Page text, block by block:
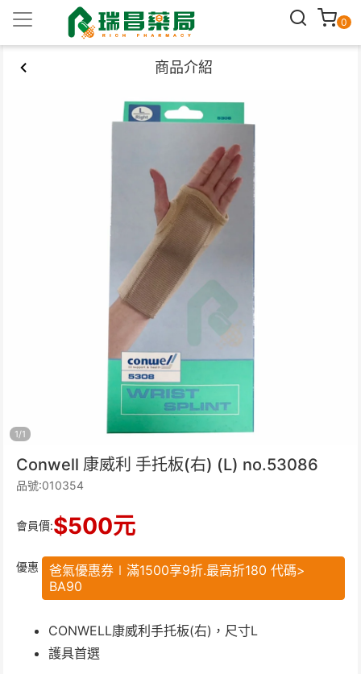
0
商品介紹
1/1
Conwell 康威利 手托板(右) (L) no.53086
品號:010354
會員價:$500元
優惠
爸氣優惠券∣滿1500享9折.最高折180 代碼>
BA90
CONWELL康威利手托板(右)，尺寸L
護具首選